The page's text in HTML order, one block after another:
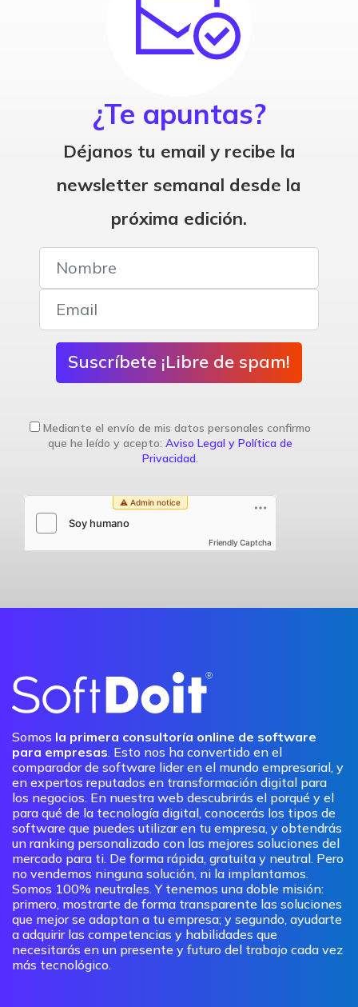
¿Te apuntas?
Déjanos tu email y recibe la
newsletter semanal desde la
próxima edición.
Suscríbete ¡Libre de spam!
Mediante el envío de mis datos personales confirmo
que he leído y acepto: Aviso Legal y Política de
Privacidad.
Friendly Captcha
Somos la primera consultoría online de software
para empresas. Esto nos ha convertido en el
comparador de software lider en el mundo empresarial, y
en expertos reputados en transformación digital para
los negocios. En nuestra web descubrirás el porqué y el
para qué de la tecnología digital, conocerás los tipos de
software que puedes utilizar en tu empresa, y obtendrás
un ranking personalizado con las mejores soluciones del
mercado para ti. De forma rápida, gratuita y neutral. Pero
no vendemos ninguna solución, ni la implantamos.
Somos 100% neutrales. Y tenemos una doble misión:
primero, mostrarte de forma transparente las soluciones
que mejor se adaptan a tu empresa; y segundo, ayudarte
a adquirir las competencias y habilidades que
necesitarás en un presente y futuro del trabajo cada vez
más tecnológico.